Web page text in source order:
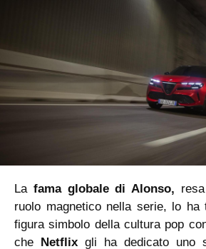
La fama globale di Alonso,
ruolo magnetico nella serie, lo ha
figura simbolo della cultura pop
che Netflix gli ha dedicato uno